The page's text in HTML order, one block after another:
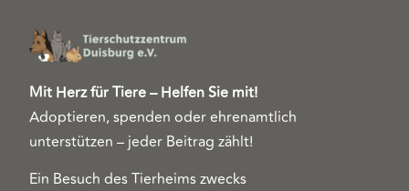
Mit Herz für Tiere – Helfen Sie mit!
Adoptieren, spenden oder ehrenamtlich
unterstützen – jeder Beitrag zählt!
Ein Besuch des Tierheims zwecks